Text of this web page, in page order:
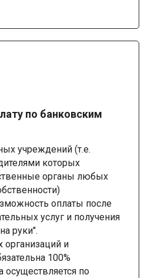
по банковским
учреждений (т.е.
которых
органы любых
оплаты после
услуг и получения
руки".
и
100%
осуществляется по